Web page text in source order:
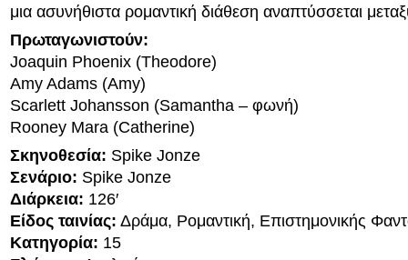
μια ασυνήθιστα ρομαντική διάθεση αναπτύσσεται
Πρωταγωνιστούν:
Joaquin Phoenix (Theodore)
Amy Adams (Amy)
Scarlett Johansson (Samantha – φωνή)
Rooney Mara (Catherine)
Σκηνοθεσία: Spike Jonze
Σενάριο: Spike Jonze
Διάρκεια: 126′
Είδος ταινίας: Δράμα, Ρομαντική, Επιστημονικής
Κατηγορία: 15